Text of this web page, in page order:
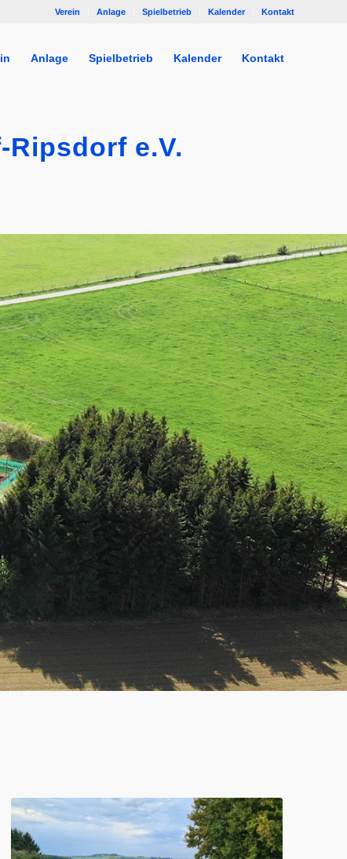
Verein Anlage Spielbetrieb Kalender Kontakt
Anlage Spielbetrieb Kalender Kontakt
e.V.